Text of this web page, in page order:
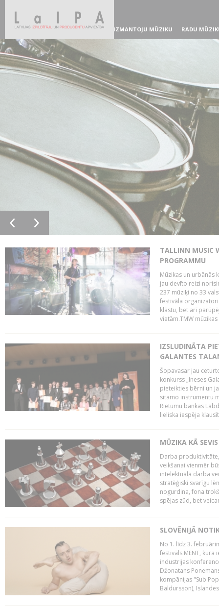
IZMANTOJU MŪZIKU RADU
TALLINN MUSIC
PROGRAMMU
Mūzikas un urbānās
jau devīto reizi
237 mūziķi no 33
festivāla
klāstu, bet arī
vietām.TMW
IZSLUDINĀTA
GALANTES
Šopavasar jau
konkurss „Ineses
pieteikties bērni un
sitamo instrumentu
Rietumu bankas
lieliska iespēja
MŪZIKA KĀ
Darba
veikšanai vienmēr
intelektuālā darba
stratēģiski svarīgu
nogurdina, fona
spējas zūd, bet
SLOVĒNIJĀ
No 1. līdz 3.
festivāls MENT, kura
industrijas
Džonatans
kompānijas "Sub
Baldursson),